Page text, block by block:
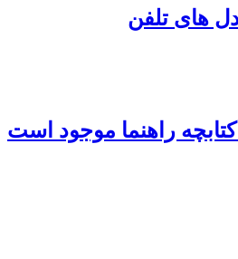
های تلفن
راهنما موجود است